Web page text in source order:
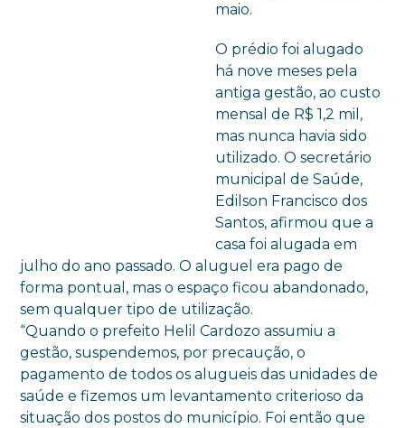
maio.
O prédio foi alugado
há nove meses pela
antiga gestão, ao custo
mensal de R$ 1,2 mil,
mas nunca havia sido
utilizado. O secretário
municipal de Saúde,
Edilson Francisco dos
Santos, afirmou que a
casa foi alugada em
julho do ano passado. O aluguel era pago de
forma pontual, mas o espaço ficou abandonado,
sem qualquer tipo de utilização.
“Quando o prefeito Helil Cardozo assumiu a
gestão, suspendemos, por precaução, o
pagamento de todos os alugueis das unidades de
saúde e fizemos um levantamento criterioso da
situação dos postos do município. Foi então que